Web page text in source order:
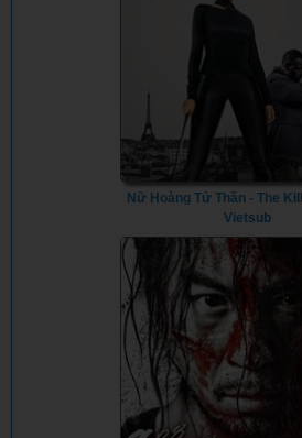
Nữ Hoàng Tử Thần - The
Vietsub